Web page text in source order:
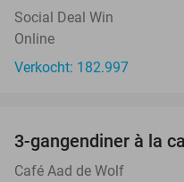
Social Deal Win
Online
Verkocht: 182.997
3-gangendiner à la
Café Aad de Wolf